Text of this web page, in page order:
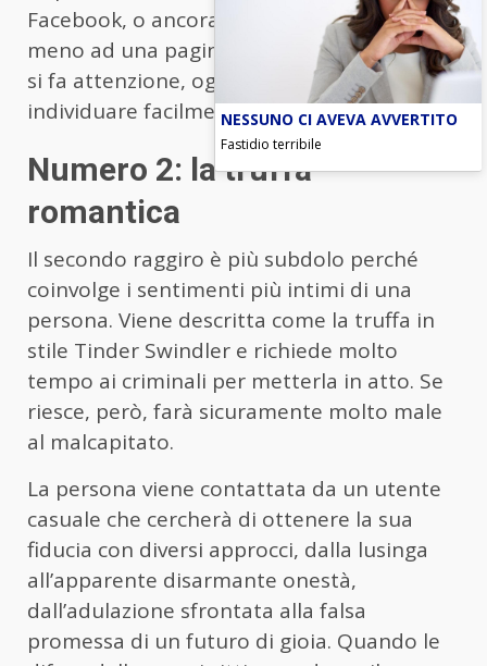
Facebook, o ancora se il link rimanda o
meno ad una pagina legittima del social. Se
si fa attenzione, ognuno è in grado di
individuare facilmente il tentativo di truffa.
Numero 2: la truffa
romantica
Il secondo raggiro è più subdolo perché
coinvolge i sentimenti più intimi di una
persona. Viene descritta come la truffa in
stile Tinder Swindler e richiede molto
tempo ai criminali per metterla in atto. Se
riesce, però, farà sicuramente molto male
al malcapitato.
La persona viene contattata da un utente
casuale che cercherà di ottenere la sua
fiducia con diversi approcci, dalla lusinga
all’apparente disarmante onestà,
dall’adulazione sfrontata alla falsa
promessa di un futuro di gioia. Quando le
NESSUNO CI AVEVA AVVERTITO
Fastidio terribile